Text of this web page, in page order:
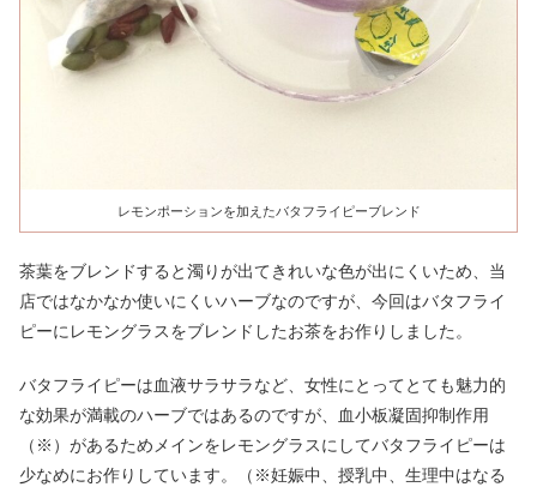
レモンポーションを加えたバタフライピーブレンド
茶葉をブレンドすると濁りが出てきれいな色が出にくいため、当
店ではなかなか使いにくいハーブなのですが、今回はバタフライ
ピーにレモングラスをブレンドしたお茶をお作りしました。
バタフライピーは血液サラサラなど、女性にとってとても魅力的
な効果が満載のハーブではあるのですが、血小板凝固抑制作用
（※）があるためメインをレモングラスにしてバタフライピーは
少なめにお作りしています。（※妊娠中、授乳中、生理中はなる